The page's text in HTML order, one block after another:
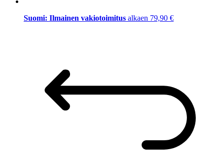
Suomi: Ilmainen vakiotoimitus alkaen 79,90 €